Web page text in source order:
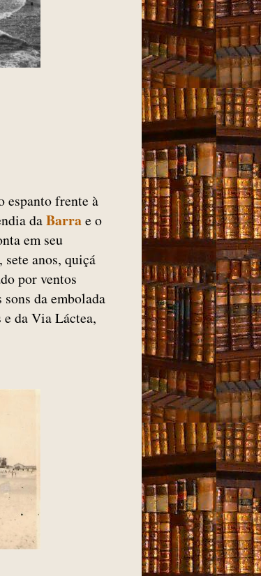
espanto frente à
daBarrae o
em seu
sete anos, quiçá
por ventos
da embolada
e da Via Láctea,